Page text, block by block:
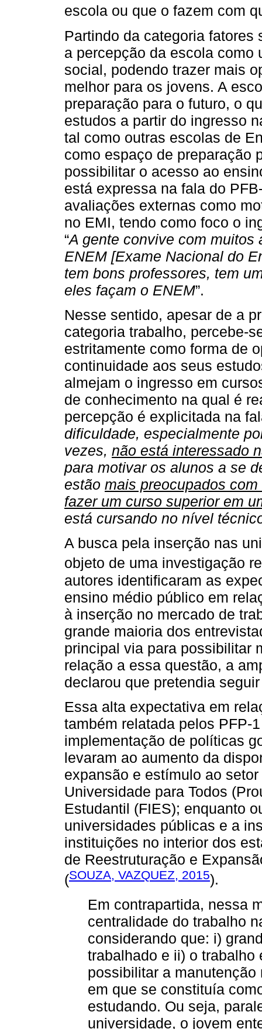
escola ou que o fazem com
Partindo da categoria
a percepção da escola como
social, podendo trazer mais
melhor para os jovens. A
preparação para o futuro, o
estudos a partir do ingresso
tal como outras escolas de
como espaço de preparação
possibilitar o acesso ao
está expressa na fala do
avaliações externas como
no EMI, tendo como foco o
“A gente convive com muitos
ENEM [Exame Nacional do
tem bons professores, tem
eles façam o ENEM”.
Nesse sentido, apesar de a
categoria trabalho, percebe-
estritamente como forma de
continuidade aos seus
almejam o ingresso em
de conhecimento na qual é
percepção é explicitada na
dificuldade, especialmente
vezes, não está interessado
para motivar os alunos a se
estão mais preocupados com
fazer um curso superior em
está cursando no nível
A busca pela inserção nas
objeto de uma investigação
autores identificaram as
ensino médio público em
à inserção no mercado de
grande maioria dos
principal via para possibilitar
relação a essa questão, a
declarou que pretendia
Essa alta expectativa em
também relatada pelos PFP-
implementação de políticas
levaram ao aumento da
expansão e estímulo ao
Universidade para Todos
Estudantil (FIES); enquanto
universidades públicas e a
instituições no interior dos
de Reestruturação e
(SOUZA, VAZQUEZ, 2015).
Em contrapartida, nessa
centralidade do trabalho
considerando que: i)
trabalhado e ii) o trabalho
possibilitar a
em que se constituía
estudando. Ou seja,
universidade, o jovem